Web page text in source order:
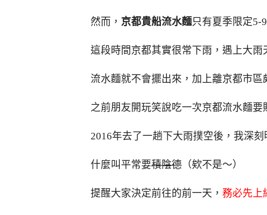
然而， 京都貴船流水麵只有夏季限定5-9
這段時間京都其實很常下雨，遇上大雨
流水麵就不會擺出來，加上離京都市區
之前朋友開玩笑說吃一次京都流水麵要
2016年去了一趟下大雨撲空後，我深刻
什麼叫平常要積陰德 （欸不是～）
提醒大家決定前往的前一天， 務必先上